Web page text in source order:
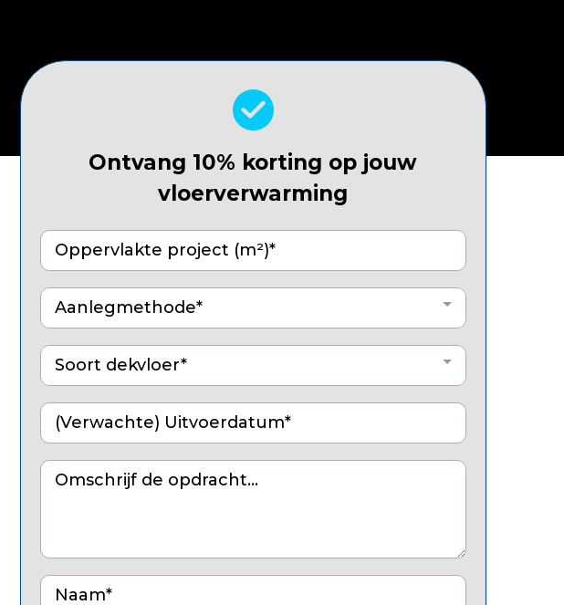
Ontvang 10% korting op jouw
vloerverwarming
Aanlegmethode*
Soort dekvloer*